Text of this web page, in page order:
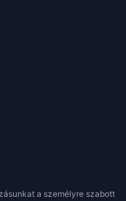
a személyre szabott